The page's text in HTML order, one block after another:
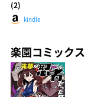
(2)
kindle
楽園コミックス